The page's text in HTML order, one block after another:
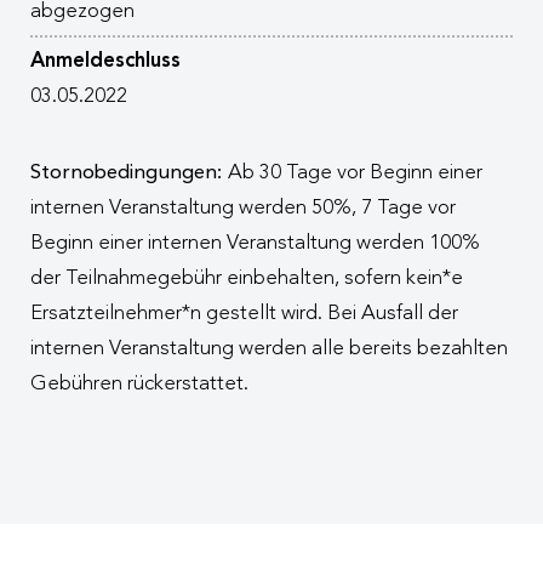
abgezogen
Anmeldeschluss
03.05.2022
Stornobedingungen: Ab 30 Tage vor Beginn einer
internen Veranstaltung werden 50%, 7 Tage vor
Beginn einer internen Veranstaltung werden 100%
der Teilnahmegebühr einbehalten, sofern kein*e
Ersatzteilnehmer*n gestellt wird. Bei Ausfall der
internen Veranstaltung werden alle bereits bezahlten
Gebühren rückerstattet.